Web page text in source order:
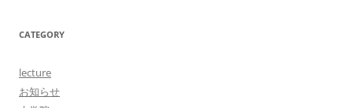
CATEGORY
lecture
お知らせ